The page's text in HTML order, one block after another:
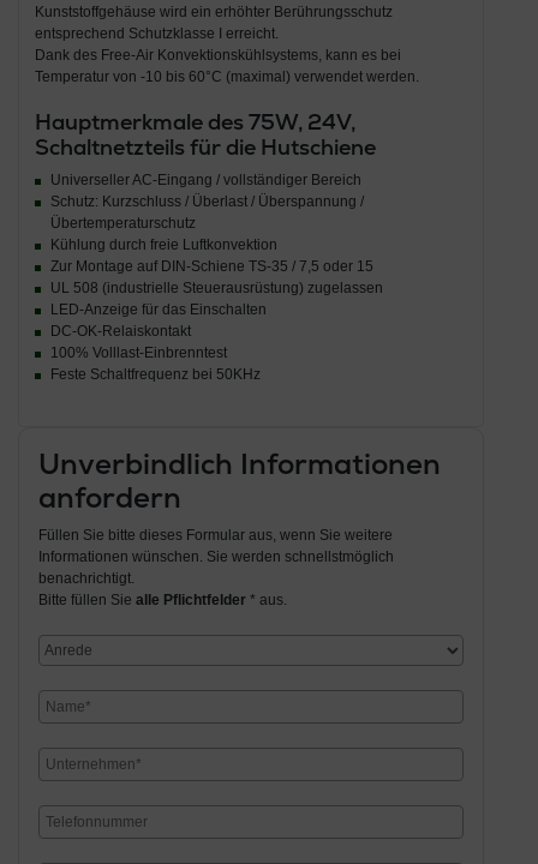
Kunststoffgehäuse wird ein erhöhter Berührungsschutz
entsprechend Schutzklasse I erreicht.
Dank des Free-Air Konvektionskühlsystems, kann es bei
Temperatur von -10 bis 60°C (maximal) verwendet werden.
Hauptmerkmale des 75W, 24V,
Schaltnetzteils für die Hutschiene
Universeller AC-Eingang / vollständiger Bereich
Schutz: Kurzschluss / Überlast / Überspannung /
Übertemperaturschutz
Kühlung durch freie Luftkonvektion
Zur Montage auf DIN-Schiene TS-35 / 7,5 oder 15
UL 508 (industrielle Steuerausrüstung) zugelassen
LED-Anzeige für das Einschalten
DC-OK-Relaiskontakt
100% Volllast-Einbrenntest
Feste Schaltfrequenz bei 50KHz
Unverbindlich Informationen
anfordern
Füllen Sie bitte dieses Formular aus, wenn Sie weitere
Informationen wünschen. Sie werden schnellstmöglich
benachrichtigt.
Bitte füllen Sie alle Pflichtfelder * aus.